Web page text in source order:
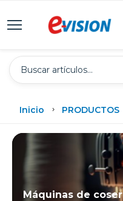
Inicio PRODUCTOS
Máquinas de coser